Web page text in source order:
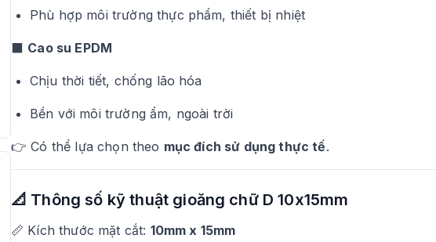
Phù hợp môi trường thực phẩm, thiết bị nhiệt
⬛ Cao su EPDM
Chịu thời tiết, chống lão hóa
Bền với môi trường ẩm, ngoài trời
👉 Có thể lựa chọn theo mục đích sử dụng thực tế.
📐 Thông số kỹ thuật gioăng chữ D 10x15mm
📏 Kích thước mặt cắt: 10mm x 15mm